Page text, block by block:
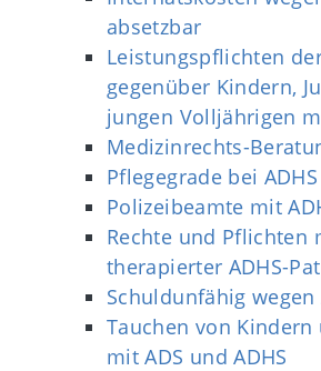
absetzbar
Leistungspflichten
gegenüber Kindern,
jungen Volljährigen
Medizinrechts-
Pflegegrade bei ADHS
Polizeibeamte mit
Rechte und Pflichten
therapierter ADHS-
Schuldunfähig wegen
Tauchen von Kindern
mit ADS und ADHS